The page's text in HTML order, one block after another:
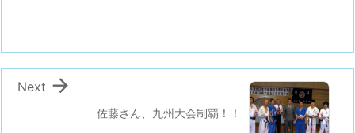
佐藤さん、九州大会制覇！！

Next